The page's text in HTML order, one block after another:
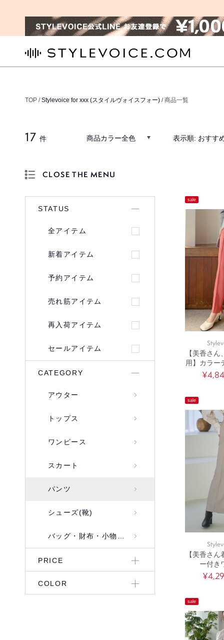
TOP /Stylevoice for xxx (スタイルヴォイスフォー) / 商品一覧
17 件 商品カラー全色 表示順: おすす
CLOSE THE MENU
STATUS
全アイテム
新着アイテム
予約アイテム
売れ筋アイテム
再入荷アイテム
セールアイテム
CATEGORY
アウター
トップス
ワンピース
スカート
パンツ
シューズ(靴)
バッグ・財布・小物入れ
PRICE
COLOR
sale
【美香さ
用】カラー
sale
【美香さ
ー付き
sale